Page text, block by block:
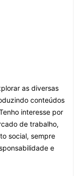
as diversas
conteúdos
interesse por
de trabalho,
social, sempre
e